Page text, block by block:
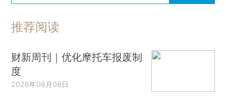
推荐阅读
财新周刊｜优化摩托车报废制
度
2026年08月08日